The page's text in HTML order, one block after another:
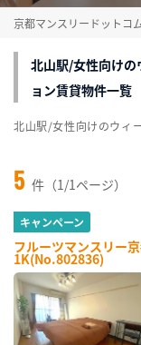
京都マンスリードットコ
北山駅/女性向けの
ョン賃貸物件一覧
5 件（1/1ページ）
キャンペーン
フルーツマンスリー
1K(No.802836)